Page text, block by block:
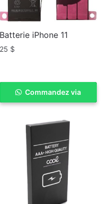
Batterie iPhone 11
25 $
ACHETER
Commandez via